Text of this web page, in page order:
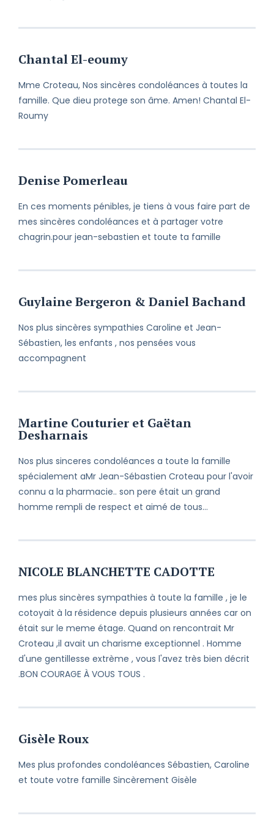
Chantal El-eoumy
Mme Croteau, Nos sincères condoléances à toutes la
famille. Que dieu protege son âme. Amen! Chantal El-
Roumy
Denise Pomerleau
En ces moments pénibles, je tiens à vous faire part de
mes sincères condoléances et à partager votre
chagrin.pour jean-sebastien et toute ta famille
Guylaine Bergeron & Daniel Bachand
Nos plus sincères sympathies Caroline et Jean-
Sébastien, les enfants , nos pensées vous
accompagnent
Martine Couturier et Gaëtan
Desharnais
Nos plus sinceres condoléances a toute la famille
spécialement aMr Jean-Sébastien Croteau pour l'avoir
connu a la pharmacie.. son pere était un grand
homme rempli de respect et aimé de tous...
NICOLE BLANCHETTE CADOTTE
mes plus sincères sympathies à toute la famille , je le
cotoyait à la résidence depuis plusieurs années car on
était sur le meme étage. Quand on rencontrait Mr
Croteau ,il avait un charisme exceptionnel . Homme
d'une gentillesse extrème , vous l'avez très bien décrit
.BON COURAGE À VOUS TOUS .
Gisèle Roux
Mes plus profondes condoléances Sébastien, Caroline
et toute votre famille Sincèrement Gisèle